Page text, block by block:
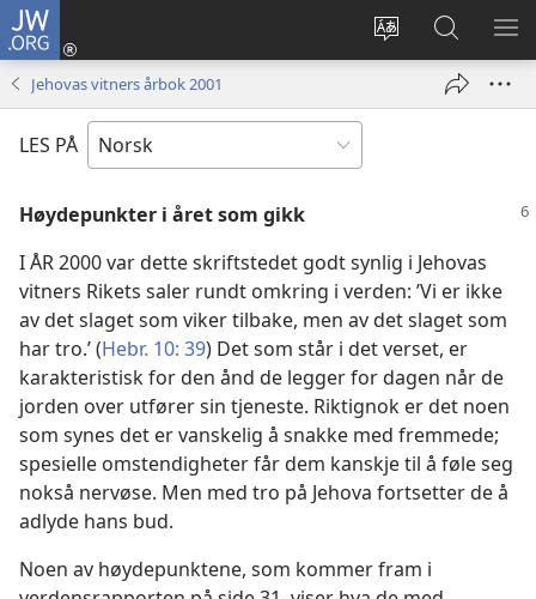
JW.ORG
Endre
Logg
inn
vindu)
Søk
på
JW.ORG
VIS
Jehovas vitners årbok 2001
LES PÅ
Høydepunkter i året som gikk
I ÅR 2000 var dette skriftstedet godt synlig i Jehovas
vitners Rikets saler rundt omkring i verden: ’Vi er ikke
av det slaget som viker tilbake, men av det slaget som
har tro.’ (Hebr. 10: 39) Det som står i det verset, er
karakteristisk for den ånd de legger for dagen når de
jorden over utfører sin tjeneste. Riktignok er det noen
som synes det er vanskelig å snakke med fremmede;
spesielle omstendigheter får dem kanskje til å føle seg
nokså nervøse. Men med tro på Jehova fortsetter de å
adlyde hans bud.
Noen av høydepunktene, som kommer fram i